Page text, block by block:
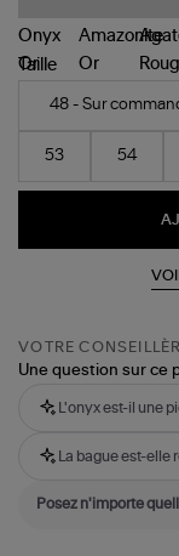
Taille
48 - Sur
53 54
VOTRE
Une question sur ce
L'onyx est-il une
La bague est-elle